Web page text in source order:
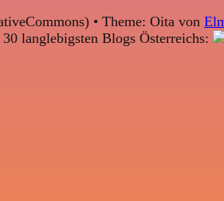
• Theme: Oita von
langlebigsten Blogs Österreichs: